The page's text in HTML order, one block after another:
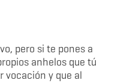
pero si te pones a
anhelos que tú
vocación y que al